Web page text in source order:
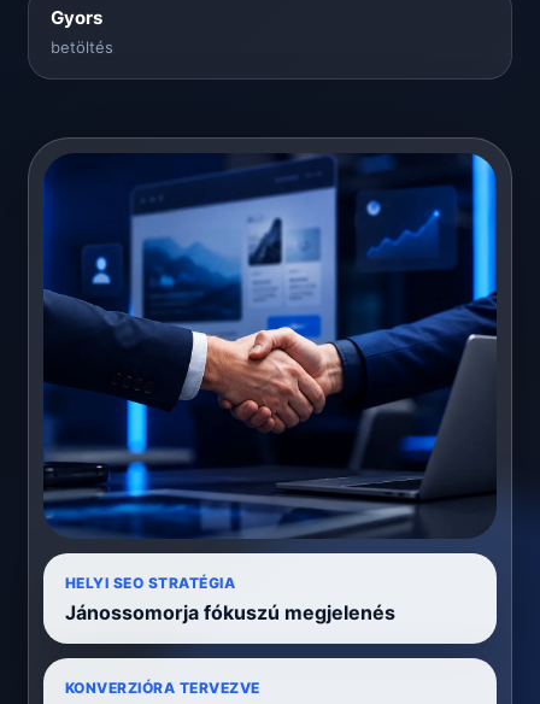
Gyors
betöltés
HELYI SEO STRATÉGIA
Jánossomorja fókuszú megjelenés
KONVERZIÓRA TERVEZVE